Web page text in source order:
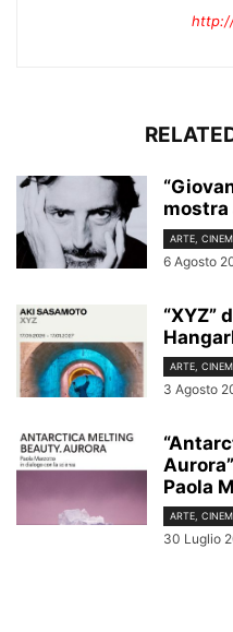
mostra
ARTE,
6 Agosto
“XYZ”
ARTE,
3 Agosto
Paola
ARTE,
30 Luglio